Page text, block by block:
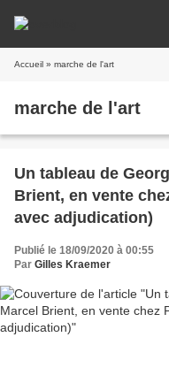
Accueil » marche de l'art
marche de l'art
Un tableau de
Brient, en vente
avec adjudication)
Publié le 18/09/2020 à 00:55
Par Gilles Kraemer